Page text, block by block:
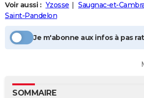
Essais
Réserver un essai
Citadines
Berlines
SUV
Forum auto
+
Mobiles
Meilleur smartphone
Internet
Ordinateurs
Jeux vidéo
Guide high-tech
+BRICOLAGE
Forum
Aménagement intérieur
Extérieur
Cuisine
Salle de bains
Jardinage
Rangement
+WEEK-END
Art de vivre
Bien-être
Loisirs
Mode
Modes de vie
SANTE
Voir aussi : Yzosse Saugnac-et-
Saint-Pandelon
Je m'abonne aux infos à pas
SOMMAIRE